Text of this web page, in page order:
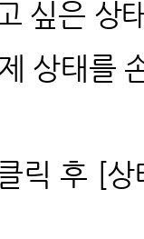
싶은 상
상태를
릭 후 [